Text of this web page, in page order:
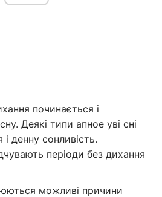
починається і
Деякі типи апное уві сні
денну сонливість.
періоди без дихання
можливі причини